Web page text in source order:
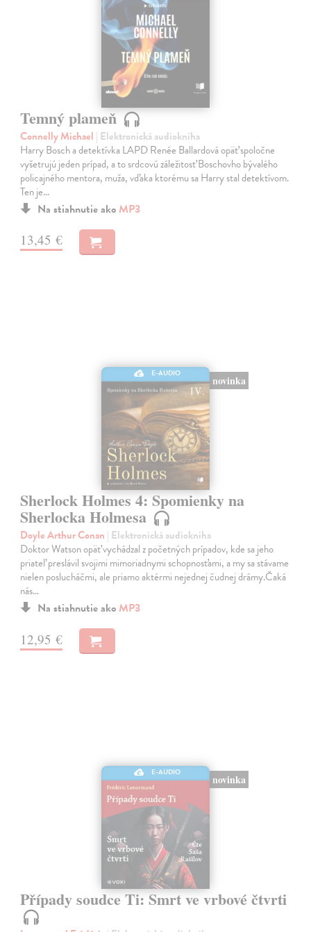
Temný plameň
Connelly Michael | Elektronická audiokniha
Harry Bosch a detektívka LAPD Renée Ballardová opäť spoločne
vyšetrujú jeden prípad, a to srdcovú záležitosť Boschovho bývalého
policajného mentora, muža, vďaka ktorému sa Harry stal detektívom.
Ten je…
Na stiahnutie ako MP3
13,45 €
E-AUDIO
novinka
Sherlock Holmes 4: Spomienky na
Sherlocka Holmesa
Doyle Arthur Conan | Elektronická audiokniha
Doktor Watson opäť vychádzal z početných prípadov, kde sa jeho
priateľ preslávil svojimi mimoriadnymi schopnosťami, a my sa stávame
nielen poslucháčmi, ale priamo aktérmi nejednej čudnej drámy.Čaká
nás…
Na stiahnutie ako MP3
12,95 €
E-AUDIO
novinka
Případy soudce Ti: Smrt ve vrbové čtvrti